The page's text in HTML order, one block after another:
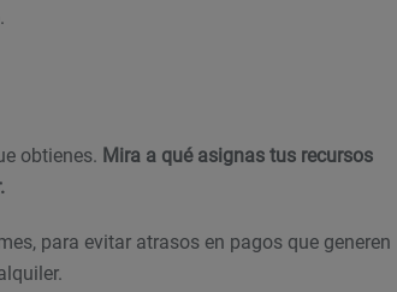
obtienes. Mira a qué asignas tus recursos
para evitar atrasos en pagos que generen